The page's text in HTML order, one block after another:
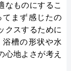
なものにするこ
てまず感じたの
クスするために
槽の形状や水
心地よさが考え